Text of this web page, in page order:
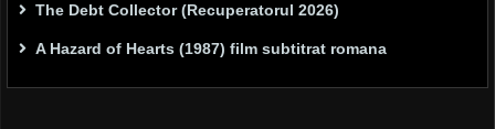
The Debt Collector (Recuperatorul 2026)
A Hazard of Hearts (1987) film subtitrat romana